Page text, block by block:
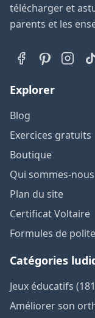
télécharger et
parents et les
Explorer
Blog
Exercices gratuits
Boutique
Qui sommes-nous
Plan du site
Certificat Voltaire
Formules de
Catégories
Jeux éducatifs
Améliorer son